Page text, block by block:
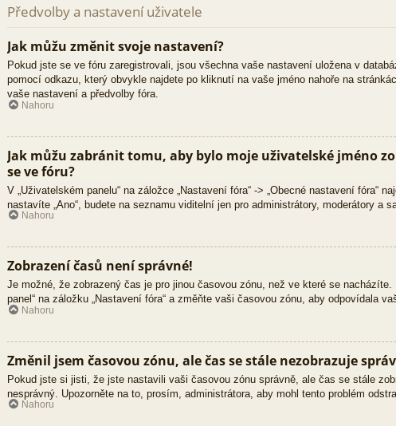
Předvolby a nastavení uživatele
Jak můžu změnit svoje nastavení?
Pokud jste se ve fóru zaregistrovali, jsou všechna vaše nastavení uložena v
pomocí odkazu, který obvykle najdete po kliknutí na vaše jméno nahoře na
vaše nastavení a předvolby fóra.
Nahoru
Jak můžu zabránit tomu, aby bylo moje uživatelské jméno
se ve fóru?
V „Uživatelském panelu“ na záložce „Nastavení fóra“ -> „Obecné nastavení fóra“
nastavíte „Ano“, budete na seznamu viditelní jen pro administrátory, moderátory a
Nahoru
Zobrazení časů není správné!
Je možné, že zobrazený čas je pro jinou časovou zónu, než ve které se
panel“ na záložku „Nastavení fóra“ a změňte vaši časovou zónu, aby odpovídala
Nahoru
Změnil jsem časovou zónu, ale čas se stále nezobrazuje
Pokud jste si jisti, že jste nastavili vaši časovou zónu správně, ale čas se stále
nesprávný. Upozorněte na to, prosím, administrátora, aby mohl tento problém
Nahoru